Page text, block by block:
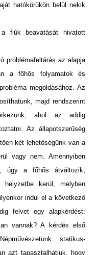
hatókörükön belül nekik
fiúk beavatását hivatott
problémafeltárás az alapja
a főhős folyamatok és
megoldásához. Az
majd rendszerint
ahol az addig
Az állapotszerűség
két lehetőségünk van a
vagy nem. Amennyiben
úgy a főhős átváltozik,
kerül, melyben
indul el a következő
felvet egy alapkérdést:
vannak? A kérdés első
statikus-
azt tapasztalhatjuk, hogy